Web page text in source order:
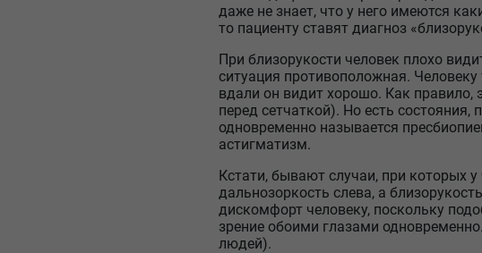
даже не знает, что у него имеются
то пациенту ставят диагноз
При близорукости человек плохо
ситуация противоположная.
вдали он видит хорошо. Как правило,
перед сетчаткой). Но есть
одновременно называется
астигматизм.
Кстати, бывают случаи, при которых
дальнозоркость слева, а
дискомфорт человеку, поскольку
зрение обоими глазами
людей).